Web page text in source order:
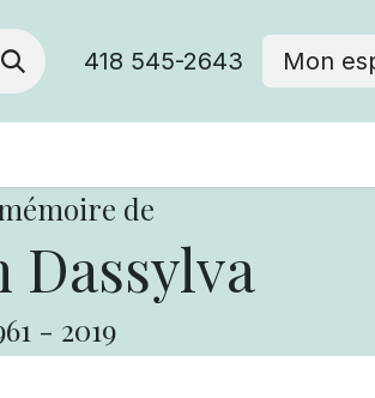
418 545-2643 Mon
de
Dassylva
- 2019